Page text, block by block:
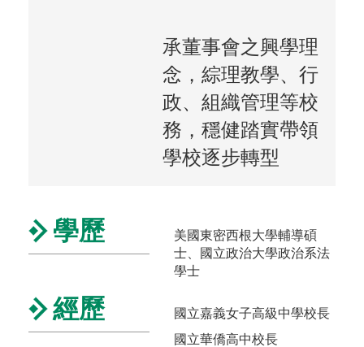
承董事會之興學理
念，綜理教學、行
政、組織管理等校
務，穩健踏實帶領
學校逐步轉型
學歷
美國東密西根大學輔導碩
士、國立政治大學政治系法
學士
經歷
國立嘉義女子高級中學校長
國立華僑高中校長